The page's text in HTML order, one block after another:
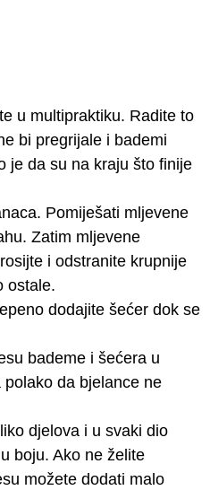
u multipraktiku. Radite to
bi pregrijale i bademi
je da su na kraju što finije
Pomiješati mljevene
Zatim mljevene
i odstranite krupnije
ostale.
dodajite šećer dok se
bademe i šećera u
da bjelance ne
djelova i u svaki dio
boju. Ako ne želite
možete dodati malo